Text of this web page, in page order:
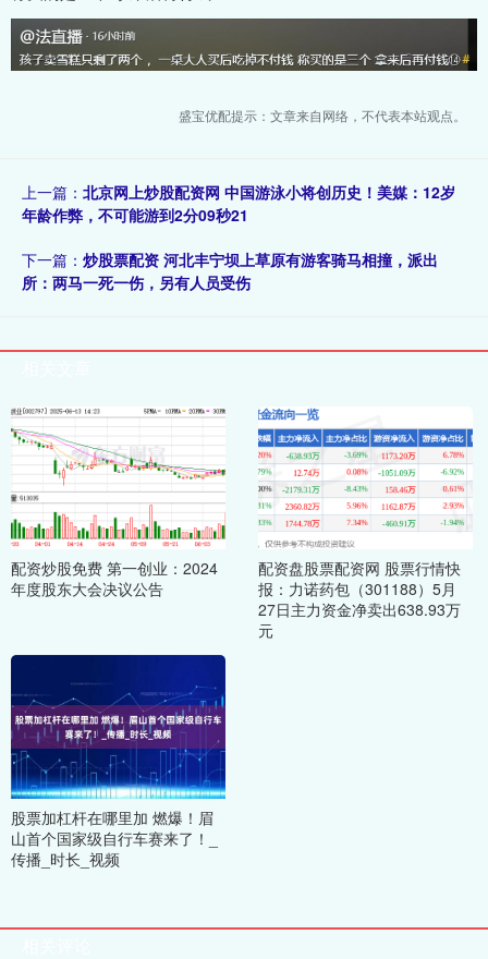
盛宝优配提示：文章来自网络，不代表本站观点。
上一篇： 北京网上炒股配资网 中国游泳小将创历史！美媒：12岁
年龄作弊，不可能游到2分09秒21
下一篇： 炒股票配资 河北丰宁坝上草原有游客骑马相撞，派出
所：两马一死一伤，另有人员受伤
配资炒股免费 第一创业：2024
年度股东大会决议公告
配资盘股票配资网 股票行情快
报：力诺药包（301188）5月
27日主力资金净卖出638.93万
元
股票加杠杆在哪里加 燃爆！眉
山首个国家级自行车赛来了！_
传播_时长_视频